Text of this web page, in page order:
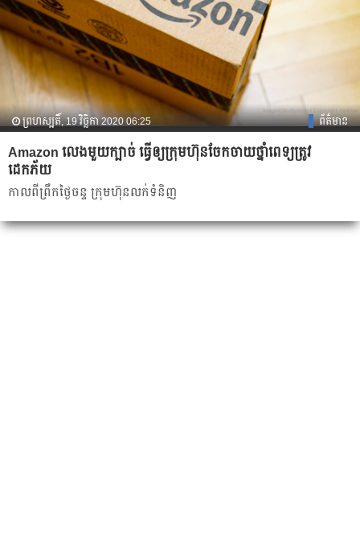
ព្រហស្បតិ៍, 19 វិច្ឆិកា 2020 06:25 ព័ត៌មាន
Amazon លេងមួយក្បាច់ ធ្វើឲ្យក្រុមហ៊ុនចែកចាយថ្នាំពេទ្យត្រូវ
ដេកភ័យ
កាល​ពី​ព្រឹក​ថ្ងៃ​ចន្ទ ក្រុមហ៊ុន​លក់​ទំនិញ​